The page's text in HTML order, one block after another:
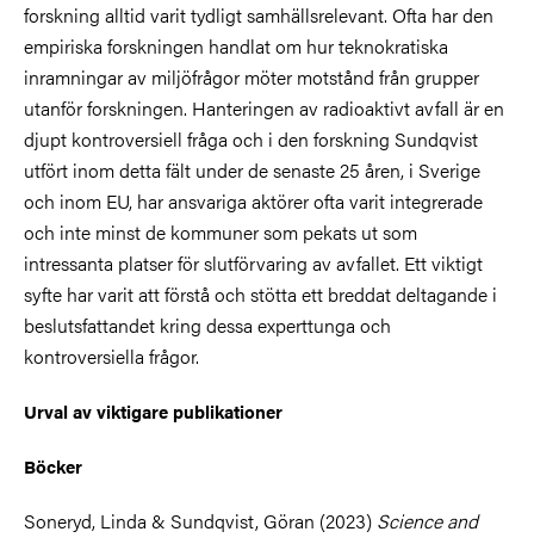
forskning alltid varit tydligt samhällsrelevant. Ofta har den
empiriska forskningen handlat om hur teknokratiska
inramningar av miljöfrågor möter motstånd från grupper
utanför forskningen. Hanteringen av radioaktivt avfall är en
djupt kontroversiell fråga och i den forskning Sundqvist
utfört inom detta fält under de senaste 25 åren, i Sverige
och inom EU, har ansvariga aktörer ofta varit integrerade
och inte minst de kommuner som pekats ut som
intressanta platser för slutförvaring av avfallet. Ett viktigt
syfte har varit att förstå och stötta ett breddat deltagande i
beslutsfattandet kring dessa experttunga och
kontroversiella frågor.
Urval av viktigare publikationer
Böcker
Soneryd, Linda & Sundqvist, Göran (2023) Science and